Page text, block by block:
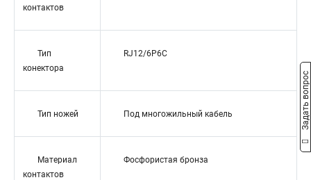
контактов
Тип
конектора
RJ12/6P6C
Тип ножей Под многожильный кабель
Материал
контактов
Фосфористая бронза
Задать вопрос